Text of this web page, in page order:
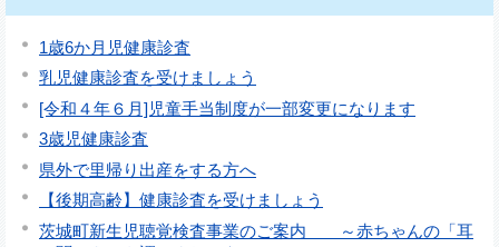
1歳6か月児健康診査
乳児健康診査を受けましょう
[令和４年６月]児童手当制度が一部変更になります
3歳児健康診査
県外で里帰り出産をする方へ
【後期高齢】健康診査を受けましょう
茨城町新生児聴覚検査事業のご案内 ～赤ちゃんの「耳